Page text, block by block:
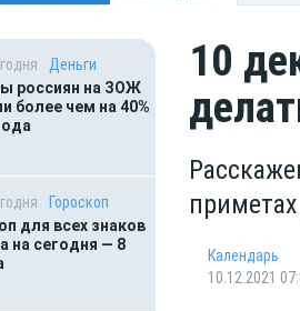
Деньги
россиян на ЗОЖ
более чем на 40%
Гороскоп
для всех знаков
на сегодня — 8
10
Календарь
10.12.2021